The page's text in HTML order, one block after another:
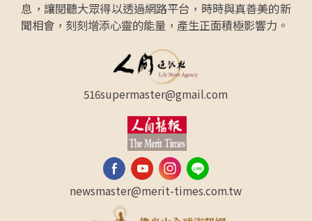
息，讓閱聽大眾得以透過網路平台，時時與真善美的新
聞相會，刻刻增添心靈的能量，產生正面積極影響力。
516supermaster@gmail.com
newsmaster@merit-times.com.tw